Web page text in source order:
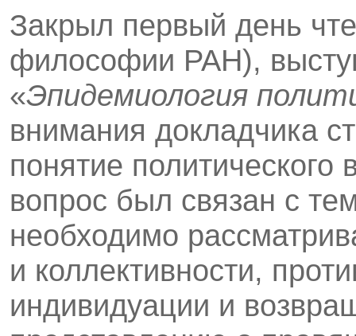
Закрыл первый день
философии РАН),
«Эпидемиология
внимания докладчика
понятие политического
вопрос был связан с
необходимо
и коллективности,
индивидуации и